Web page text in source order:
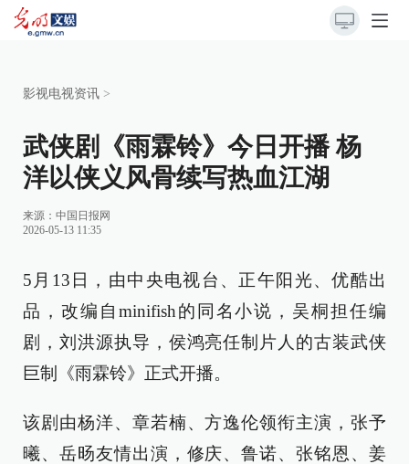
影视电视资讯 >
武侠剧《雨霖铃》今日开播 杨
洋以侠义风骨续写热血江湖
来源： 中国日报网
2026-05-13 11:35
5月13日，由中央电视台、正午阳光、优酷出
品，改编自minifish的同名小说，吴桐担任编
剧，刘洪源执导，侯鸿亮任制片人的古装武侠
巨制《雨霖铃》正式开播。
该剧由杨洋、章若楠、方逸伦领衔主演，张予
曦、岳旸友情出演，修庆、鲁诺、张铭恩、姜